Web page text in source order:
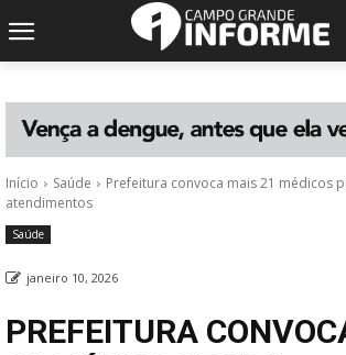
Início Saúde
Prefeitura convoca mais 21 médicos
atendimentos
Saúde
janeiro 10, 2026
PREFEITURA